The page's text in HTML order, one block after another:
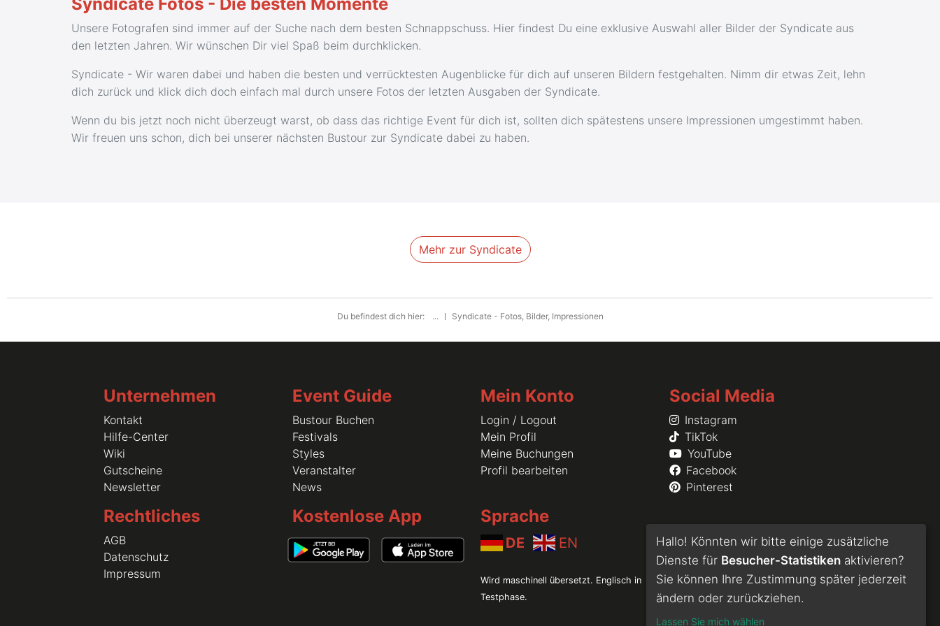
Unsere Fotografen sind immer auf der Suche nach dem besten Schnappschuss. Hier findest Du eine exklusive Auswahl aller Bilder der Syndicate aus
den letzten Jahren. Wir wünschen Dir viel Spaß beim durchklicken.
Syndicate - Wir waren dabei und haben die besten und verrücktesten Augenblicke für dich auf unseren Bildern festgehalten. Nimm dir etwas Zeit, lehn
dich zurück und klick dich doch einfach mal durch unsere Fotos der letzten Ausgaben der Syndicate.
Wenn du bis jetzt noch nicht überzeugt warst, ob dass das richtige Event für dich ist, sollten dich spätestens unsere Impressionen umgestimmt haben.
Wir freuen uns schon, dich bei unserer nächsten Bustour zur Syndicate dabei zu haben.
Mehr zur Syndicate
Du befindest dich hier: ... Syndicate - Fotos, Bilder, Impressionen
Unternehmen
Kontakt
Hilfe-Center
Wiki
Gutscheine
Newsletter
Event Guide
Bustour Buchen
Festivals
Styles
Veranstalter
News
Mein Konto
Login / Logout
Mein Profil
Meine Buchungen
Profil bearbeiten
Social Media
Instagram
TikTok
YouTube
Facebook
Pinterest
Rechtliches
AGB
Datenschutz
Impressum
Kostenlose App Sprache
DE EN
Wird maschinell übersetzt. Englisch in
Testphase.
Hallo! Könnten wir bitte einige zusätzliche
Dienste für Besucher-Statistiken aktivieren?
Sie können Ihre Zustimmung später jederzeit
ändern oder zurückziehen.
Lassen Sie mich wählen